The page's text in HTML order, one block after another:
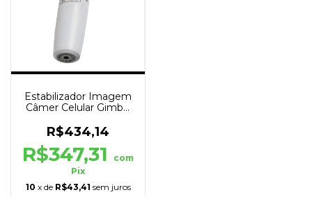
Estabilizador Imagem
Câmer Celular Gimbal
R$434,14
R$347,31
com
Pix
10 x de R$43,41 sem juros